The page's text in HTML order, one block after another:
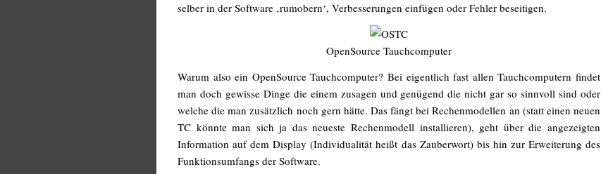
selber in der Software ‚rumobern‘, Verbesserungen einfügen oder Fehler beseitigen.
OpenSource Tauchcomputer
Warum also ein OpenSource Tauchcomputer? Bei eigentlich fast allen Tauchcomputern findet
man doch gewisse Dinge die einem zusagen und genügend die nicht gar so sinnvoll sind oder
welche die man zusätzlich noch gern hätte. Das fängt bei Rechenmodellen an (statt einen neuen
TC könnte man sich ja das neueste Rechenmodell installieren), geht über die angezeigten
Information auf dem Display (Individualität heißt das Zauberwort) bis hin zur Erweiterung des
Funktionsumfangs der Software.